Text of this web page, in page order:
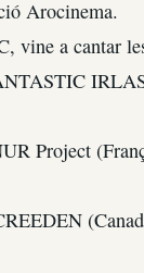
Arocinema.
vine a cantar
Project